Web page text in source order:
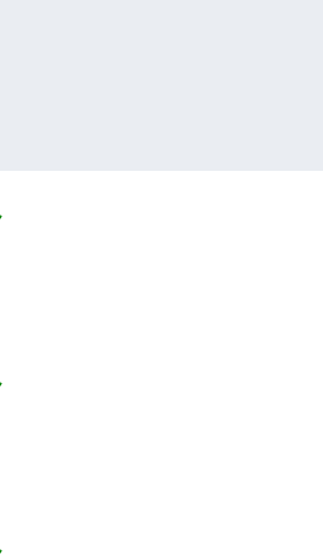
職したい」義父「クビ！（激怒」嫁